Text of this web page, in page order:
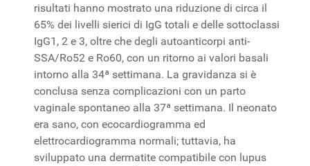
risultati hanno mostrato una riduzione di circa il
65% dei livelli sierici di IgG totali e delle sottoclassi
IgG1, 2 e 3, oltre che degli autoanticorpi anti-
SSA/Ro52 e Ro60, con un ritorno ai valori basali
intorno alla 34ª settimana. La gravidanza si è
conclusa senza complicazioni con un parto
vaginale spontaneo alla 37ª settimana. Il neonato
era sano, con ecocardiogramma ed
elettrocardiogramma normali; tuttavia, ha
sviluppato una dermatite compatibile con lupus